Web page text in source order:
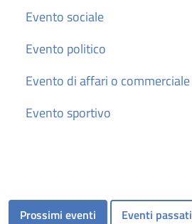
Evento sociale
Evento politico
Evento di affari o commerciale
Evento sportivo
Prossimi eventi Eventi passati